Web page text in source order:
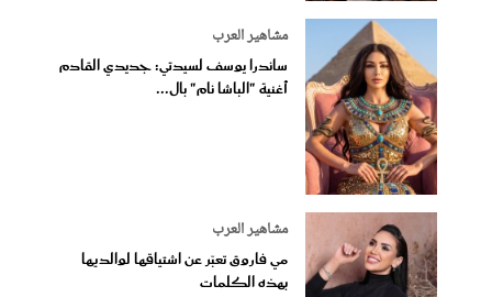
مشاهير العرب
ساندرا يوسف لسيدتي: جديدي القادم
أغنية "الباشا نام" بال...
مشاهير العرب
مي فاروق تعبّر عن اشتياقها لوالديها
بهذه الكلمات